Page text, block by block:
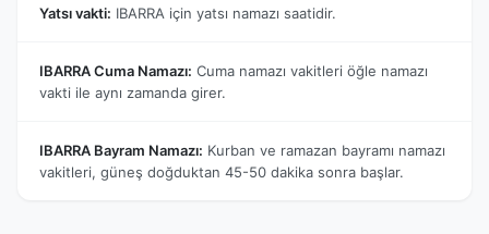
Yatsı vakti: IBARRA için yatsı namazı saatidir.
IBARRA Cuma Namazı: Cuma namazı vakitleri öğle namazı
vakti ile aynı zamanda girer.
IBARRA Bayram Namazı: Kurban ve ramazan bayramı namazı
vakitleri, güneş doğduktan 45-50 dakika sonra başlar.